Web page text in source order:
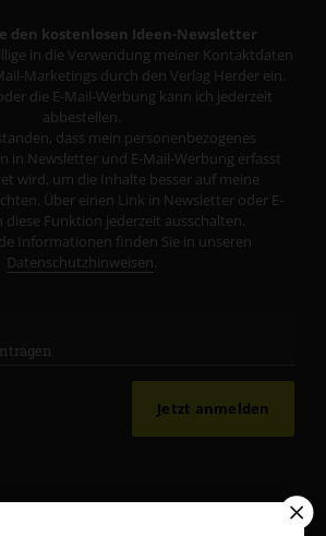
den kostenlosen Ideen-Newsletter
in die Verwendung meiner Kontaktdaten
Marketings durch den Verlag Herder ein.
die E-Mail-Werbung kann ich jederzeit
abbestellen.
dass mein personenbezogenes
in Newsletter und E-Mail-Werbung erfasst
wird, um die Inhalte besser auf meine
Über einen Link in Newsletter oder E-
diese Funktion jederzeit ausschalten.
Informationen finden Sie in unseren
Datenschutzhinweisen
Jetzt anmelden